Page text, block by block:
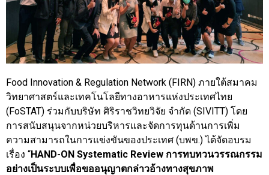
Food Innovation & Regulation Network (FIRN) ภายใต้สมาคม
วิทยาศาสตร์และเทคโนโลยีทางอาหารแห่งประเทศไทย
(FoSTAT) ร่วมกับบริษัท ศิริราชวิทยวิจัย จำกัด (SIVITT) โดย
การสนับสนุนจากหน่วยบริหารและจัดการทุนด้านการเพิ่ม
ความสามารถในการแข่งขันของประเทศ (บพข.) ได้จัดอบรม
เรื่อง “HAND-ON Systematic Review การทบทวนวรรณกรรม
อย่างเป็นระบบเพื่อขออนุญาตกล่าวอ้างทางสุขภาพ